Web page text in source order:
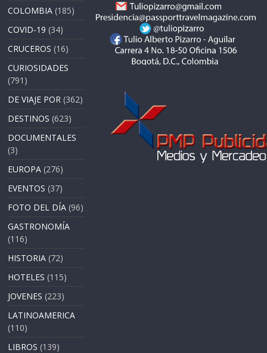
COLOMBIA (185)
COVID-19 (34)
CRUCEROS (16)
CURIOSIDADES
(791)
DE VIAJE POR (362)
DESTINOS (623)
DOCUMENTALES
(3)
EUROPA (276)
EVENTOS (37)
FOTO DEL DÍA (96)
GASTRONOMÍA
(116)
HISTORIA (72)
HOTELES (115)
JOVENES (223)
LATINOAMERICA
(110)
LIBROS (139)